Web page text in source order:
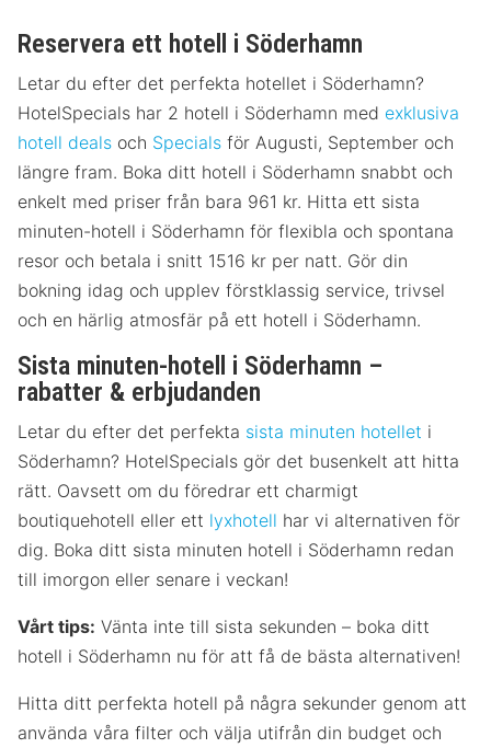
Reservera ett hotell i Söderhamn
Letar du efter det perfekta hotellet i Söderhamn?
HotelSpecials har 2 hotell i Söderhamn med exklusiva
hotell deals och Specials för Augusti, September och
längre fram. Boka ditt hotell i Söderhamn snabbt och
enkelt med priser från bara 961 kr. Hitta ett sista
minuten-hotell i Söderhamn för flexibla och spontana
resor och betala i snitt 1516 kr per natt. Gör din
bokning idag och upplev förstklassig service, trivsel
och en härlig atmosfär på ett hotell i Söderhamn.
Sista minuten-hotell i Söderhamn –
rabatter & erbjudanden
Letar du efter det perfekta sista minuten hotellet i
Söderhamn? HotelSpecials gör det busenkelt att hitta
rätt. Oavsett om du föredrar ett charmigt
boutiquehotell eller ett lyxhotell har vi alternativen för
dig. Boka ditt sista minuten hotell i Söderhamn redan
till imorgon eller senare i veckan!
Vårt tips: Vänta inte till sista sekunden – boka ditt
hotell i Söderhamn nu för att få de bästa alternativen!
Hitta ditt perfekta hotell på några sekunder genom att
använda våra filter och välja utifrån din budget och